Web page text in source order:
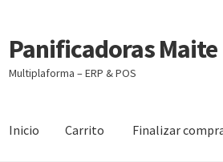
Ir
a
la
Ir
al
contenido
Panificadoras Maite
Multiplaforma – ERP & POS
Inicio Carrito Finalizar